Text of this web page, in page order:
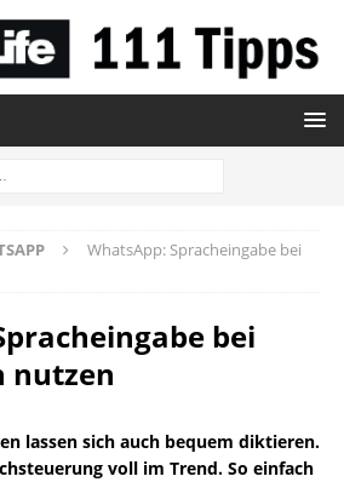
WhatsApp: Spracheingabe bei
bei
nutzen
lassen sich auch bequem diktieren.
voll im Trend. So einfach